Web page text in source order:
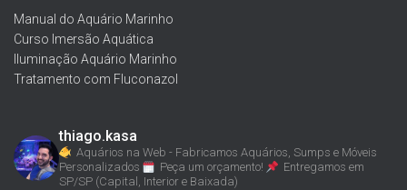
Manual do Aquário Marinho
Curso Imersão Aquática
Iluminação Aquário Marinho
Tratamento com Fluconazol
thiago.kasa
Aquários na Web - Fabricamos Aquários, Sumps e Móveis
Personalizados
Peça um orçamento!
Entregamos em
SP/SP (Capital, Interior e Baixada)